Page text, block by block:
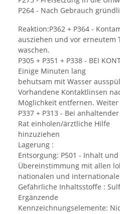
P264 - Nach Gebrauch
Reaktion:P362 + P364 -
ausziehen und vor erneutem
waschen.
P305 + P351 + P338 - BEI
Einige Minuten lang
behutsam mit Wasser
Vorhandene Kontaktlinsen
Möglichkeit entfernen.
P337 + P313 - Bei
Rat einholen/ärztliche Hilfe
hinzuziehen
Lagerung :
Entsorgung: P501 - Inhalt
Übereinstimmung mit allen
nationalen und
Gefährliche Inhaltsstoffe :
Ergänzende
Kennzeichnungselemente: